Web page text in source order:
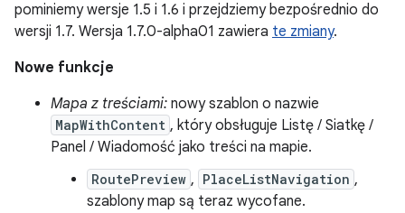
pominiemy wersje 1.5 i 1.6 i przejdziemy bezpośrednio do
wersji 1.7. Wersja 1.7.0-alpha01 zawiera te zmiany.
Nowe funkcje
Mapa z treściami: nowy szablon o nazwie
MapWithContent , który obsługuje Listę / Siatkę /
Panel / Wiadomość jako treści na mapie.
RoutePreview , PlaceListNavigation ,
szablony map są teraz wycofane.